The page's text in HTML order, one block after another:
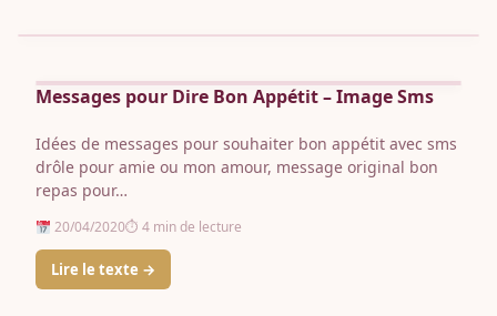
Messages pour Dire Bon Appétit – Image Sms
Idées de messages pour souhaiter bon appétit avec sms
drôle pour amie ou mon amour, message original bon
repas pour…
20/04/2020⏱ 4 min de lecture
Lire le texte →